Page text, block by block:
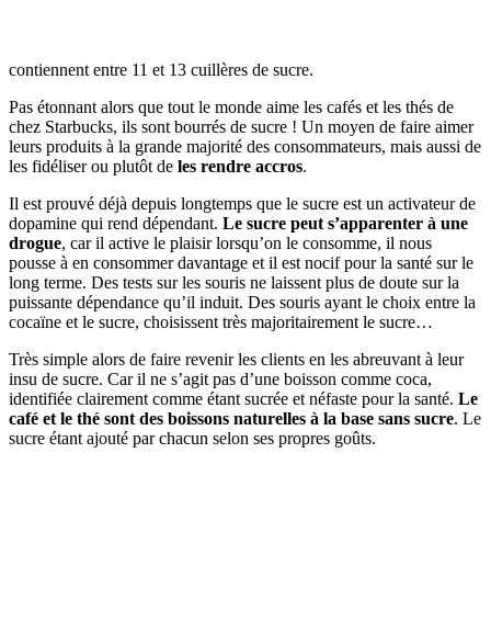
contiennent entre 11 et 13 cuillères de sucre.
Pas étonnant alors que tout le monde aime les cafés et les thés de
chez Starbucks, ils sont bourrés de sucre ! Un moyen de faire aimer
leurs produits à la grande majorité des consommateurs, mais aussi de
les fidéliser ou plutôt de les rendre accros.
Il est prouvé déjà depuis longtemps que le sucre est un activateur de
dopamine qui rend dépendant. Le sucre peut s’apparenter à une
drogue, car il active le plaisir lorsqu’on le consomme, il nous
pousse à en consommer davantage et il est nocif pour la santé sur le
long terme. Des tests sur les souris ne laissent plus de doute sur la
puissante dépendance qu’il induit. Des souris ayant le choix entre la
cocaïne et le sucre, choisissent très majoritairement le sucre…
Très simple alors de faire revenir les clients en les abreuvant à leur
insu de sucre. Car il ne s’agit pas d’une boisson comme coca,
identifiée clairement comme étant sucrée et néfaste pour la santé. Le
café et le thé sont des boissons naturelles à la base sans sucre. Le
sucre étant ajouté par chacun selon ses propres goûts.